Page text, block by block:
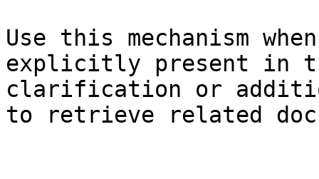
Use this mechanism
explicitly present in
clarification or